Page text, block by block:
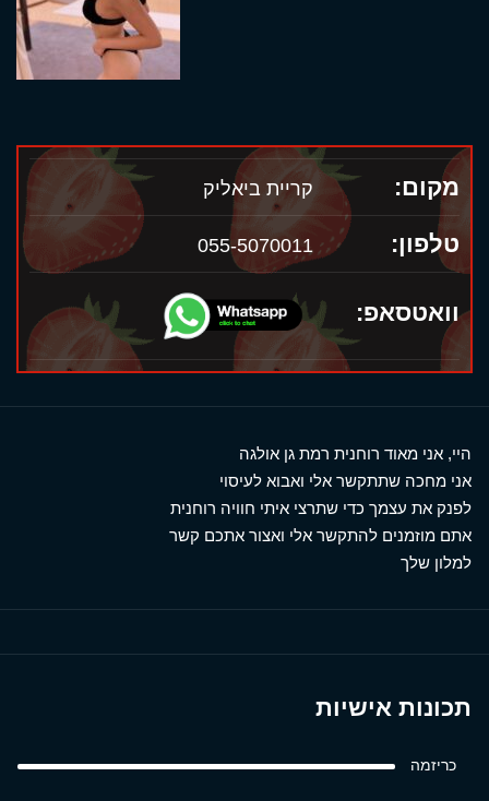
מקום: קריית ביאליק
טלפון: 055-5070011
וואטסאפ:
היי, אני מאוד רוחנית רמת גן אולגה
אני מחכה שתתקשר אלי ואבוא לעיסוי
לפנק את עצמך כדי שתרצי איתי חוויה רוחנית
אתם מוזמנים להתקשר אלי ואצור אתכם קשר
למלון שלך
תכונות אישיות
כריזמה